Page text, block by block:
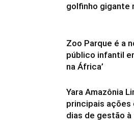
golfinho gigante
Zoo Parque é a
público infantil
na África’
Yara Amazônia
principais ações
dias de gestão